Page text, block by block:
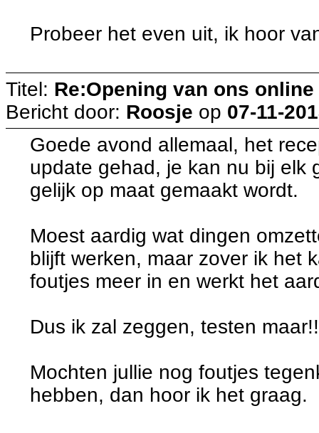
Probeer het even uit, ik hoor
Titel: Re:Opening van ons
Bericht door: Roosje op 07-11-
Goede avond allemaal, het
update gehad, je kan nu bij elk
gelijk op maat gemaakt wordt.
Moest aardig wat dingen
blijft werken, maar zover ik het
foutjes meer in en werkt het
Dus ik zal zeggen, testen
Mochten jullie nog foutjes
hebben, dan hoor ik het graag.